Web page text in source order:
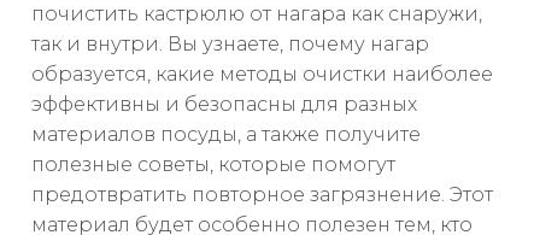
почистить кастрюлю от нагара как снаружи,
так и внутри. Вы узнаете, почему нагар
образуется, какие методы очистки наиболее
эффективны и безопасны для разных
материалов посуды, а также получите
полезные советы, которые помогут
предотвратить повторное загрязнение. Этот
материал будет особенно полезен тем, кто